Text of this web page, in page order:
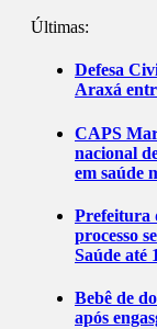
Últimas:
Defesa
Araxá
CAPS
nacional
em saúde
Prefeitura
processo
Saúde até
Bebê de
após